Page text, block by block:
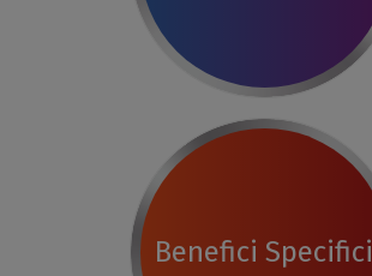
Benefici Specifici